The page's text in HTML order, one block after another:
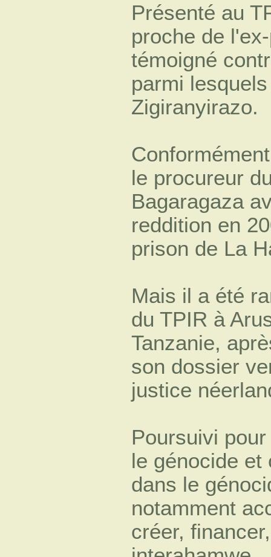
Présenté au
proche de
témoigné
parmi
Zigiranyirazo.
le procureur
Bagaragaza
reddition en
prison de La
Mais il a été
du TPIR à
Tanzanie,
son dossier
justice
Poursuivi
le génocide et
dans le
notamment
créer,